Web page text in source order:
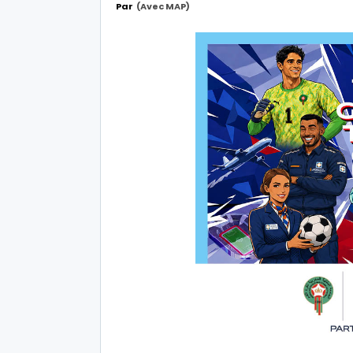
Par (avec MAP)